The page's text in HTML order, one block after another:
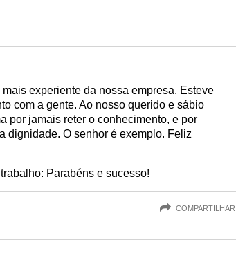
experiente da nossa empresa. Esteve
com a gente. Ao nosso querido e sábio
por jamais reter o conhecimento, e por
dignidade. O senhor é exemplo. Feliz
Parabéns e sucesso!
COMPARTILHAR